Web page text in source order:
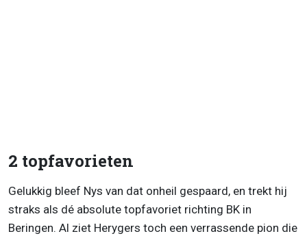
2 topfavorieten
Gelukkig bleef Nys van dat onheil gespaard, en trekt hij
straks als dé absolute topfavoriet richting BK in
Beringen. Al ziet Herygers toch een verrassende pion die